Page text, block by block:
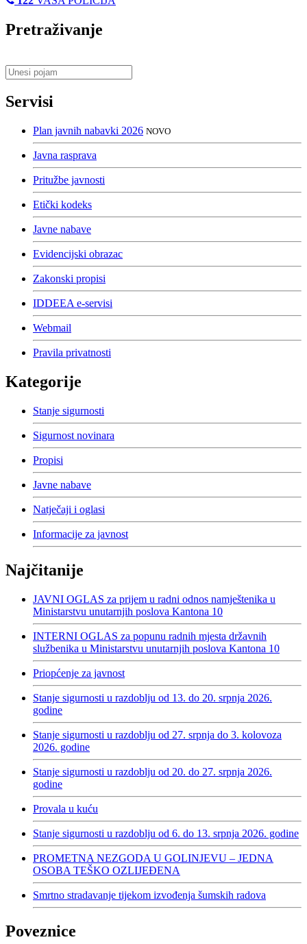
Pretraživanje
Servisi
Plan javnih nabavki 2026 NOVO
Javna rasprava
Pritužbe javnosti
Etički kodeks
Javne nabave
Evidencijski obrazac
Zakonski propisi
IDDEEA e-servisi
Webmail
Pravila privatnosti
Kategorije
Stanje sigurnosti
Sigurnost novinara
Propisi
Javne nabave
Natječaji i oglasi
Informacije za javnost
Najčitanije
JAVNI OGLAS za prijem u radni odnos namještenika u
Ministarstvu unutarnjih poslova Kantona 10
INTERNI OGLAS za popunu radnih mjesta državnih
službenika u Ministarstvu unutarnjih poslova Kantona 10
Priopćenje za javnost
Stanje sigurnosti u razdoblju od 13. do 20. srpnja 2026.
godine
Stanje sigurnosti u razdoblju od 27. srpnja do 3. kolovoza
2026. godine
Stanje sigurnosti u razdoblju od 20. do 27. srpnja 2026.
godine
Provala u kuću
Stanje sigurnosti u razdoblju od 6. do 13. srpnja 2026. godine
PROMETNA NEZGODA U GOLINJEVU – JEDNA
OSOBA TEŠKO OZLIJEĐENA
Smrtno stradavanje tijekom izvođenja šumskih radova
Poveznice